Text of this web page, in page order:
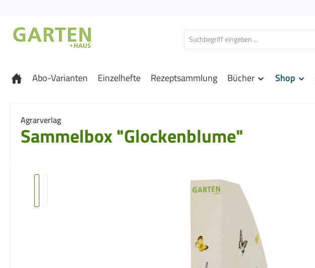
Abo-Varianten Einzelhefte Rezeptsammlung Bücher Shop
Agrarverlag
Sammelbox "Glockenblume"